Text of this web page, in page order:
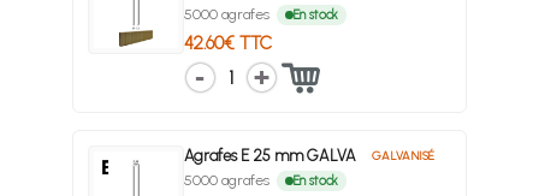
5000 agrafes En stock
42.60€ TTC
1
Agrafes E 25 mm GALVA GALVANISÉ
5000 agrafes En stock